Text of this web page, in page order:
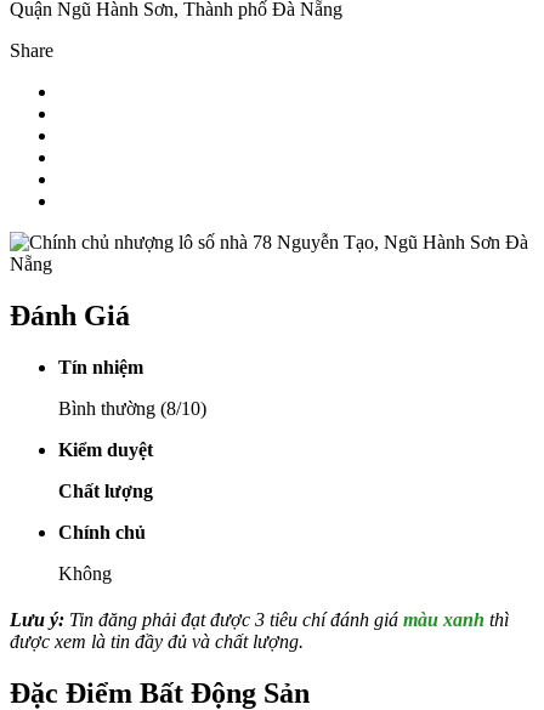
Quận Ngũ Hành Sơn, Thành phố Đà Nẵng
Share
Đánh Giá
Tín nhiệm
Bình thường (8/10)
Kiểm duyệt
Chất lượng
Chính chủ
Không
Lưu ý: Tin đăng phải đạt được 3 tiêu chí đánh giá màu xanh thì
được xem là tin đầy đủ và chất lượng.
Đặc Điểm Bất Động Sản